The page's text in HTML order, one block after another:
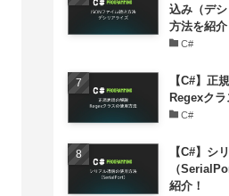
込み（デ
方法を紹介
C#
【C#】正
Regexク
C#
【C#】シ
（
紹介！